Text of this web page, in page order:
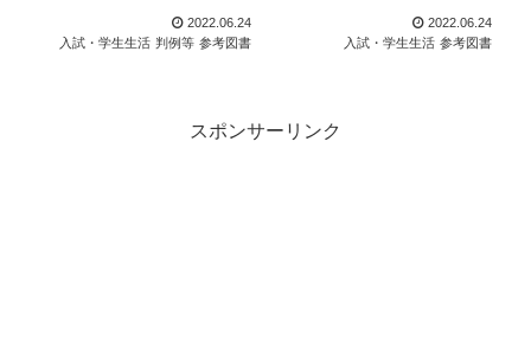
2022.06.24
入試・学生生活 判例等 参考図書
2022.06.24
入試・学生生活 参考図書
スポンサーリンク